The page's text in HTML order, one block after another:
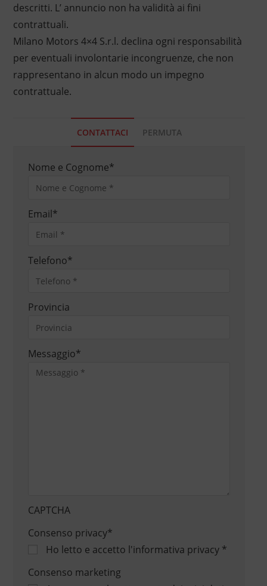
descritti. L’ annuncio non ha validità ai fini
contrattuali.
Milano Motors 4×4 S.r.l. declina ogni responsabilità
per eventuali involontarie incongruenze, che non
rappresentano in alcun modo un impegno
contrattuale.
CONTATTACI PERMUTA
Nome e Cognome*
Email*
Telefono*
Provincia
Messaggio*
CAPTCHA
Consenso privacy*
Ho letto e accetto l'informativa privacy*
Consenso marketing